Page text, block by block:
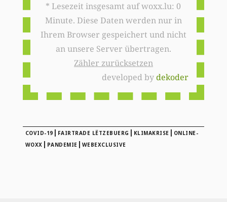
* Lesezeit insgesamt auf woxx.lu: 0
Minute. Diese Daten werden nur in
Ihrem Browser gespeichert und nicht
an unsere Server übertragen.
Zähler zurücksetzen
developed bydekoder
COVID-19 | FAIRTRADE LËTZEBUERG | KLIMAKRISE | ONLINE-
WOXX | PANDEMIE | WEBEXCLUSIVE